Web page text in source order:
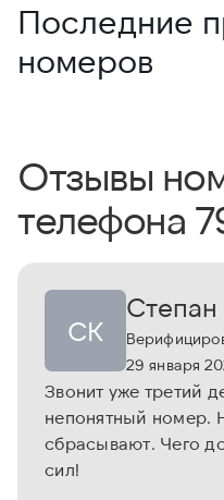
Последние
номеров
Отзывы
телефона
СК
Степан
29 января
Звонит уже третий
непонятный номер.
сбрасывают. Чего
сил!